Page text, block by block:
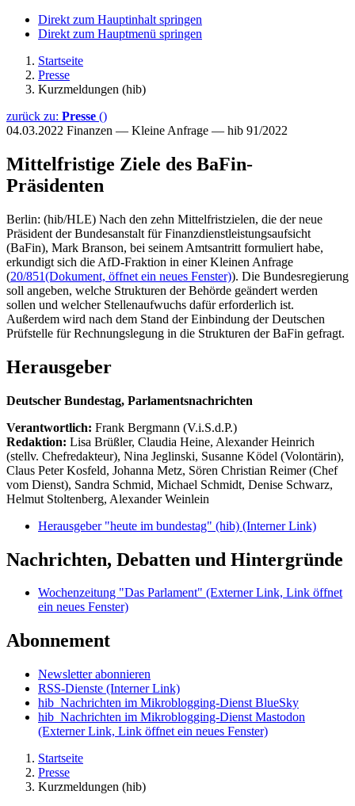
Direkt zum Hauptinhalt springen
Direkt zum Hauptmenü springen
Startseite
Presse
Kurzmeldungen (hib)
zurück zu: Presse ()
04.03.2022 Finanzen — Kleine Anfrage — hib 91/2022
Mittelfristige Ziele des BaFin-
Präsidenten
Berlin: (hib/HLE) Nach den zehn Mittelfristzielen, die der neue
Präsident der Bundesanstalt für Finanzdienstleistungsaufsicht
(BaFin), Mark Branson, bei seinem Amtsantritt formuliert habe,
erkundigt sich die AfD-Fraktion in einer Kleinen Anfrage
(20/851(Dokument, öffnet ein neues Fenster)). Die Bundesregierung
soll angeben, welche Strukturen der Behörde geändert werden
sollen und welcher Stellenaufwuchs dafür erforderlich ist.
Außerdem wird nach dem Stand der Einbindung der Deutschen
Prüfstelle für Rechnungslegung in die Strukturen der BaFin gefragt.
Herausgeber
Deutscher Bundestag, Parlamentsnachrichten
Verantwortlich: Frank Bergmann (V.i.S.d.P.)
Redaktion: Lisa Brüßler, Claudia Heine, Alexander Heinrich
(stellv. Chefredakteur), Nina Jeglinski, Susanne Ködel (Volontärin),
Claus Peter Kosfeld, Johanna Metz, Sören Christian Reimer (Chef
vom Dienst), Sandra Schmid, Michael Schmidt, Denise Schwarz,
Helmut Stoltenberg, Alexander Weinlein
Herausgeber "heute im bundestag" (hib) (Interner Link)
Nachrichten, Debatten und Hintergründe
Wochenzeitung "Das Parlament" (Externer Link, Link öffnet
ein neues Fenster)
Abonnement
Newsletter abonnieren
RSS-Dienste (Interner Link)
hib_Nachrichten im Mikroblogging-Dienst BlueSky
hib_Nachrichten im Mikroblogging-Dienst Mastodon
(Externer Link, Link öffnet ein neues Fenster)
Startseite
Presse
Kurzmeldungen (hib)